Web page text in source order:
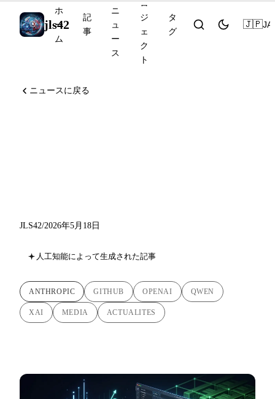
jls42
ホ
ー
ム
記
事
ニ
ュ
ー
ス
ロ
ジ
ェ
ク
ト
タ
グ
🇯🇵JA
ニュースに戻る
JLS42/2026年5月18日
人工知能によって生成された記事
ANTHROPIC GITHUB OPENAI QWEN
XAI MEDIA ACTUALITES